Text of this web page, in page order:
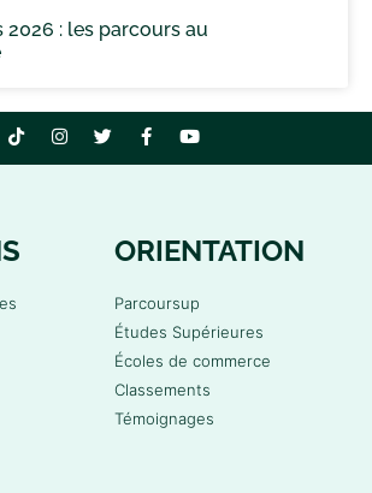
2026 : les parcours au
ORIENTATION
Parcoursup
Études Supérieures
Écoles de commerce
Classements
Témoignages